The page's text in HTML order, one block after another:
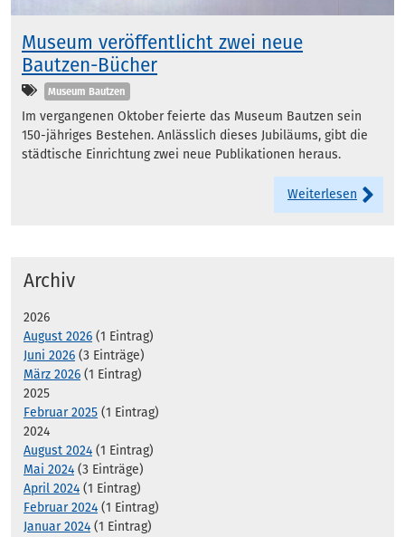
Museum veröffentlicht zwei neue
Bautzen-Bücher
Kategorien
Museum Bautzen
Im vergangenen Oktober feierte das Museum Bautzen sein
150-jähriges Bestehen. Anlässlich dieses Jubiläums, gibt die
städtische Einrichtung zwei neue Publikationen heraus.
Weiterlesen
Archiv
2026
August 2026 (1 Eintrag)
Juni 2026 (3 Einträge)
März 2026 (1 Eintrag)
2025
Februar 2025 (1 Eintrag)
2024
August 2024 (1 Eintrag)
Mai 2024 (3 Einträge)
April 2024 (1 Eintrag)
Februar 2024 (1 Eintrag)
Januar 2024 (1 Eintrag)